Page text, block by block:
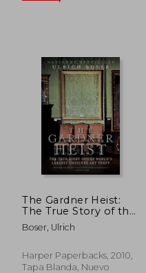
40%
dcto. $
The Gardner Heist:
The True Story of the
World's Largest
Unsolved art Theft
Boser, Ulrich
Harper Paperbacks, 2010,
Tapa Blanda, Nuevo